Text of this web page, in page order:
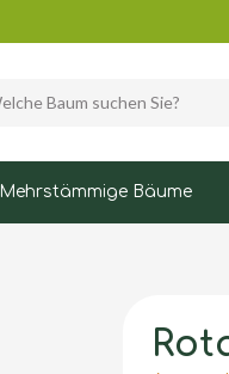
Mehrstämmige Bäume